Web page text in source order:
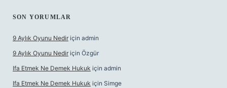
SON YORUMLAR
9 Aylık Oyunu Nedir için admin
9 Aylık Oyunu Nedir için Özgür
Ifa Etmek Ne Demek Hukuk için admin
Ifa Etmek Ne Demek Hukuk için Simge